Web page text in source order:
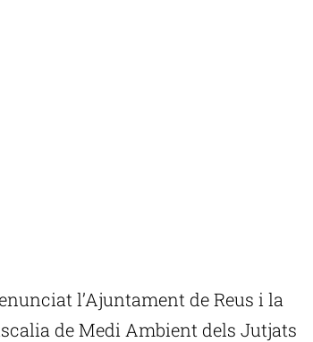
l’Ajuntament de Reus i la
de Medi Ambient dels Jutjats